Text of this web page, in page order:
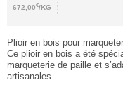
672,00€/KG
Plioir en bois pour
Ce plioir en bois a été
marqueterie de paille et
artisanales.